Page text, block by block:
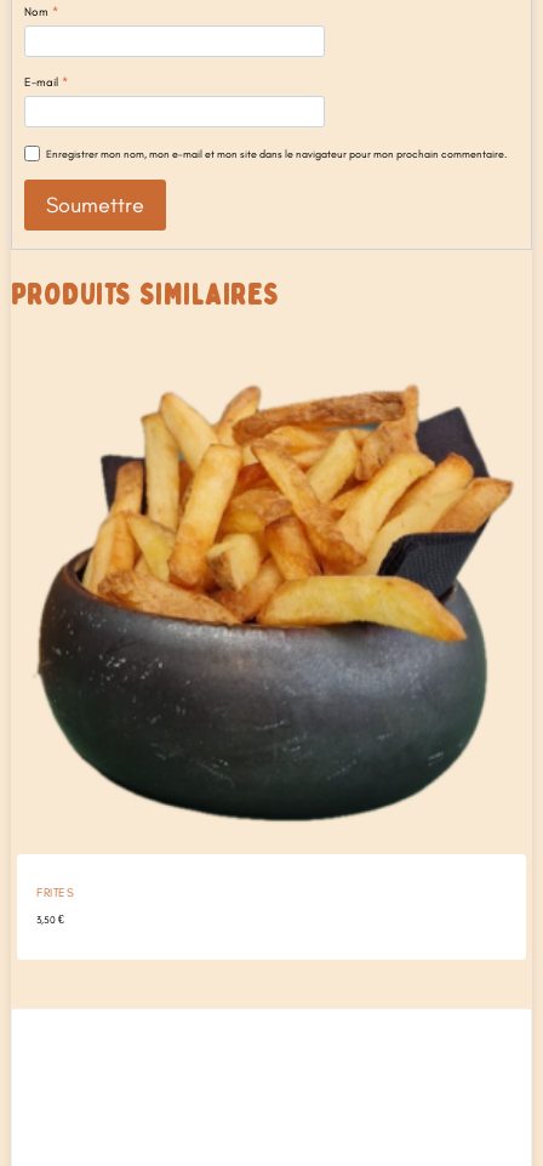
Nom *
E-mail *
Enregistrer mon nom, mon e-mail et mon site dans le navigateur pour mon prochain commentaire.
PRODUITS SIMILAIRES
FRITES
3,50 €